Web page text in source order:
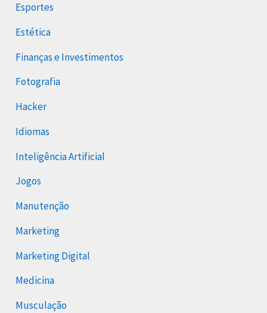
Esportes
Estética
Finanças e Investimentos
Fotografia
Hacker
Idiomas
Inteligência Artificial
Jogos
Manutenção
Marketing
Marketing Digital
Medicina
Musculação